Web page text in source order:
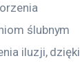
ślubnym
iluzji, dzięki